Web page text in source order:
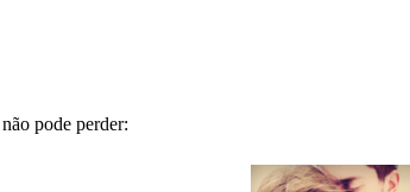
pode perder: